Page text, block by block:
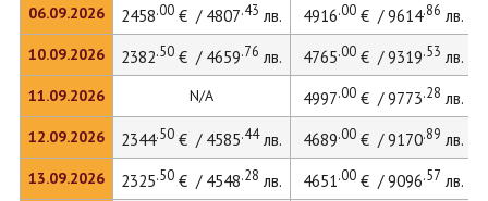
06.09.2026
10.09.2026
11.09.2026
12.09.2026
13.09.2026
2458.00€ / 4807.43 лв. 4916.00€ / 9614.86 лв.
2382.50€ / 4659.76 лв. 4765.00€ / 9319.53 лв.
N/A 4997.00€ / 9773.28 лв.
2344.50€ / 4585.44лв. 4689.00€ / 9170.89 лв.
2325.50€ / 4548.28 лв. 4651.00€ / 9096.57 лв.